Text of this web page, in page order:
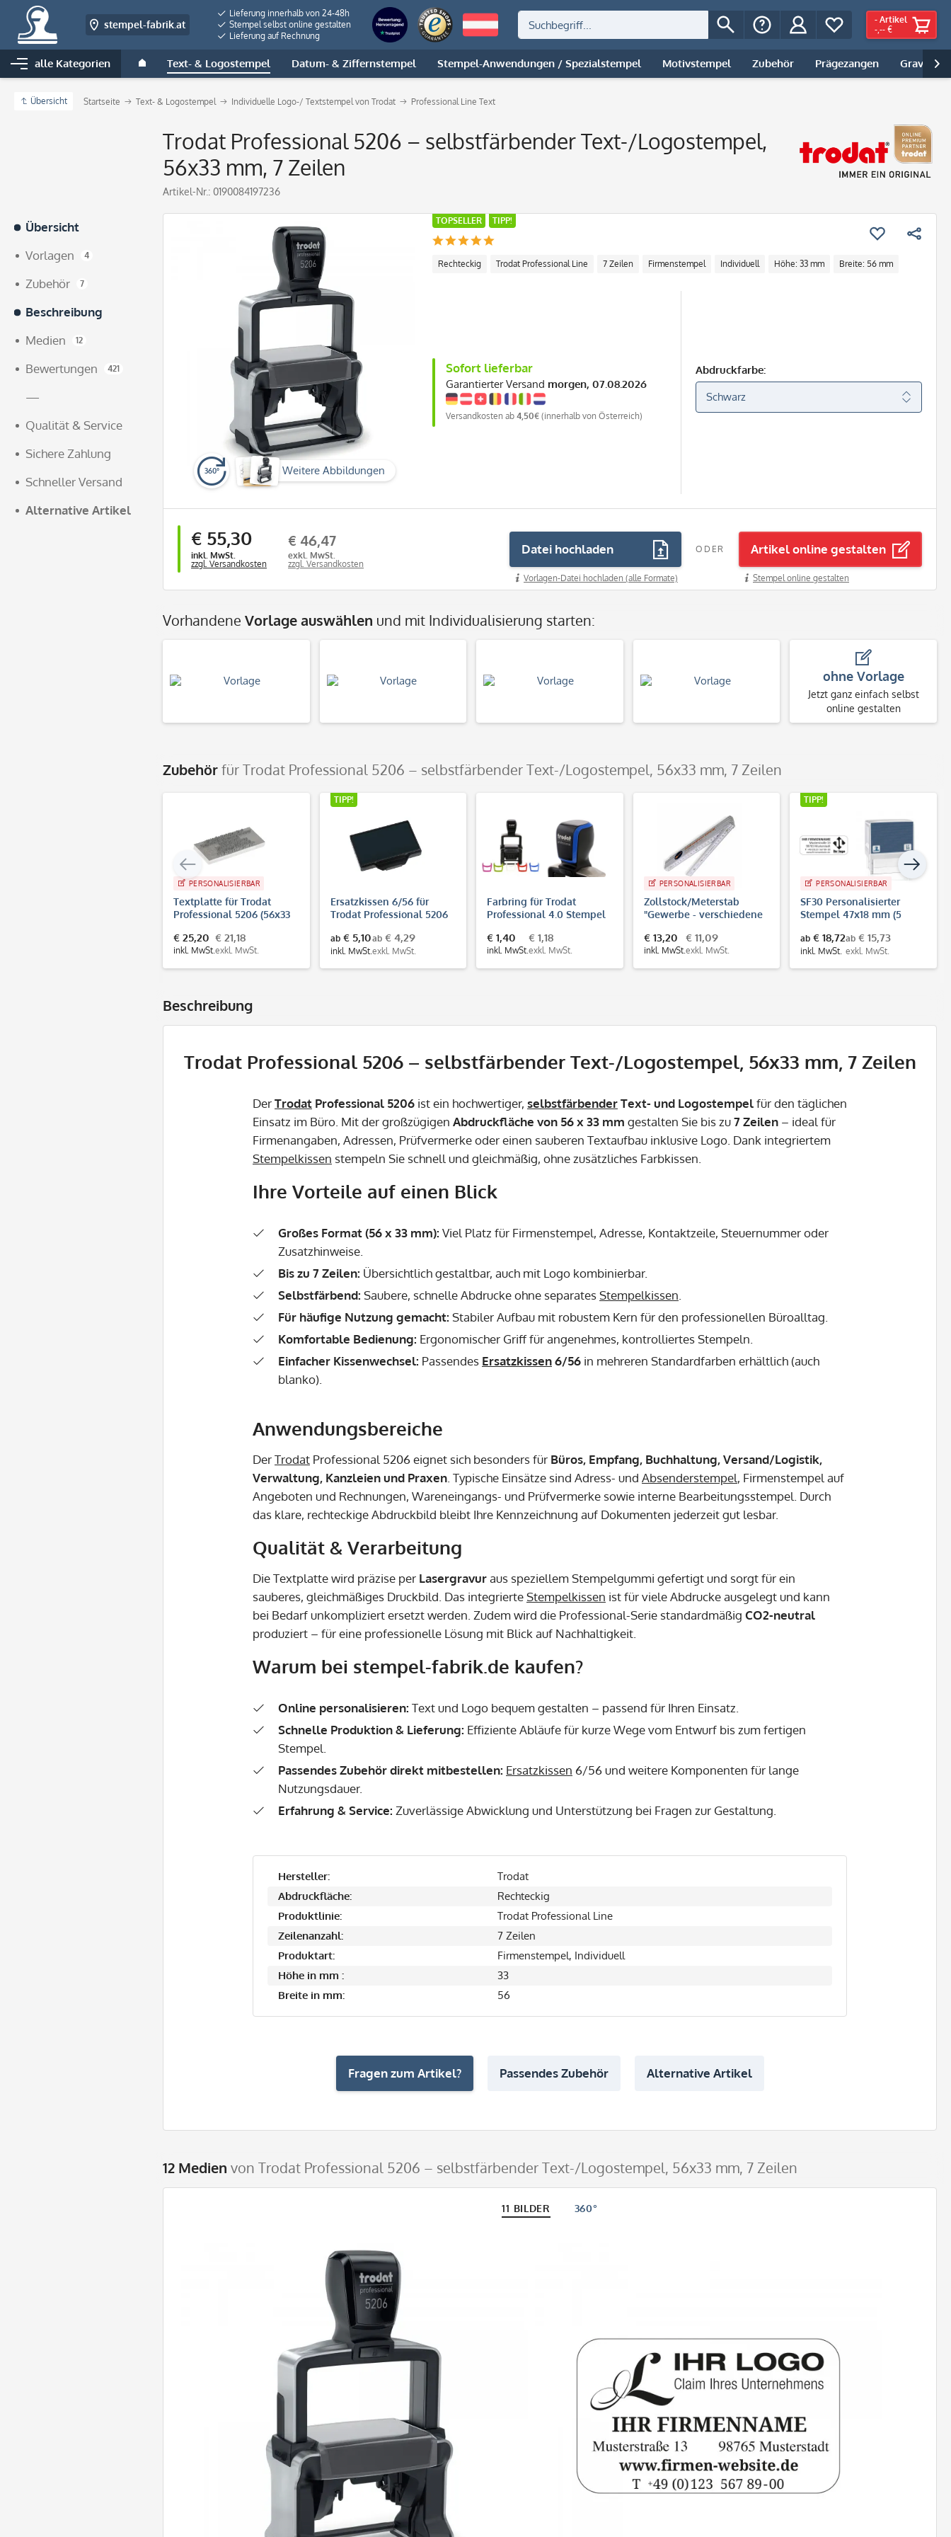
stempel-fabrik.at
Lieferung innerhalb von 24-48h
Stempel selbst online gestalten
Lieferung auf Rechnung
- Artikel
-,-- €
alle Kategorien Text- & Logostempel Datum- & Ziffernstempel Stempel-Anwendungen / Spezialstempel Motivstempel Zubehör Prägezangen Gravur |

Übersicht Startseite Text- & Logostempel Individuelle Logo-/ Textstempel von Trodat Professional Line Text
Trodat Professional 5206 – selbstfärbender Text-/Logostempel,
56x33 mm, 7 Zeilen
Artikel-Nr.: 0190084197236
Übersicht
Vorlagen
4
Zubehör 7
Beschreibung
Medien
12
Bewertungen 421
—
Qualität & Service
Sichere Zahlung
Schneller Versand
Alternative Artikel
360° Weitere Abbildungen
TOPSELLER TIPP!
Rechteckig Trodat Professional Line 7 Zeilen Firmenstempel Individuell Höhe: 33 mm Breite: 56 mm
Sofort lieferbar
Garantierter Versand morgen, 07.08.2026
Versandkosten ab 4,50€ (innerhalb von Österreich)
Abdruckfarbe:
€ 55,30
inkl. MwSt.
zzgl. Versandkosten
€ 46,47
exkl. MwSt.
zzgl. Versandkosten
Datei hochladen
Vorlagen-Datei hochladen (alle Formate)
ODER Artikel online gestalten
Stempel online gestalten
Vorhandene Vorlage auswählen und mit Individualisierung starten:
ohne Vorlage
Jetzt ganz einfach selbst
online gestalten
Zubehörfür Trodat Professional 5206 – selbstfärbender Text-/Logostempel, 56x33 mm, 7 Zeilen
PERSONALISIERBAR
Textplatte für Trodat
Professional 5206 (56x33
€ 25,20
inkl. MwSt.
€ 21,18
exkl. MwSt.
TIPP!
Ersatzkissen 6/56 für
Trodat Professional 5206
ab€ 5,10
inkl. MwSt.
ab€ 4,29
exkl. MwSt.
Farbring für Trodat
Professional 4.0 Stempel
€ 1,40
inkl. MwSt.
€ 1,18
exkl. MwSt.
PERSONALISIERBAR
Zollstock/Meterstab
"Gewerbe - verschiedene
Individualisierung
€ 13,20
inkl. MwSt.
€ 11,09
exkl. MwSt.
TIPP!
PERSONALISIERBAR
SF30 Personalisierter
Stempel 47x18 mm (5
ab € 18,72
inkl. MwSt.
ab € 15,73
exkl. MwSt.
Beschreibung
Trodat Professional 5206 – selbstfärbender Text-/Logostempel, 56x33 mm, 7 Zeilen
DerTrodat Professional 5206 ist ein hochwertiger, selbstfärbenderText- und Logostempelfür den täglichen
Einsatz im Büro. Mit der großzügigen Abdruckfläche von 56 x 33 mm gestalten Sie bis zu7 Zeilen – ideal für
Firmenangaben, Adressen, Prüfvermerke oder einen sauberen Textaufbau inklusive Logo. Dank integriertem
Stempelkissen stempeln Sie schnell und gleichmäßig, ohne zusätzliches Farbkissen.
Ihre Vorteile auf einen Blick
Großes Format (56 x 33 mm): Viel Platz für Firmenstempel, Adresse, Kontaktzeile, Steuernummer oder
Zusatzhinweise.
Bis zu 7 Zeilen: Übersichtlich gestaltbar, auch mit Logo kombinierbar.
Selbstfärbend: Saubere, schnelle Abdrucke ohne separatesStempelkissen
Für häufige Nutzung gemacht: Stabiler Aufbau mit robustem Kern für den professionellen Büroalltag.
Komfortable Bedienung: Ergonomischer Griff für angenehmes, kontrolliertes Stempeln.
Einfacher Kissenwechsel: Passendes Ersatzkissen6/56 in mehreren Standardfarben erhältlich (auch
blanko).
Anwendungsbereiche
DerTrodat Professional 5206 eignet sich besonders für Büros, Empfang, Buchhaltung, Versand/Logistik,
Verwaltung, Kanzleien und Praxen . Typische Einsätze sind Adress- und Absenderstempel, Firmenstempel auf
Angeboten und Rechnungen, Wareneingangs- und Prüfvermerke sowie interne Bearbeitungsstempel. Durch
das klare, rechteckige Abdruckbild bleibt Ihre Kennzeichnung auf Dokumenten jederzeit gut lesbar.
Qualität & Verarbeitung
Die Textplatte wird präzise per Lasergravuraus speziellem Stempelgummi gefertigt und sorgt für ein
sauberes, gleichmäßiges Druckbild. Das integrierteStempelkissen ist für viele Abdrucke ausgelegt und kann
bei Bedarf unkompliziert ersetzt werden. Zudem wird die Professional-Serie standardmäßig CO2-neutral
produziert – für eine professionelle Lösung mit Blick auf Nachhaltigkeit.
Warum bei stempel-fabrik.de kaufen?
Online personalisieren: Text und Logo bequem gestalten – passend für Ihren Einsatz.
Schnelle Produktion & Lieferung: Effiziente Abläufe für kurze Wege vom Entwurf bis zum fertigen
Stempel.
Passendes Zubehör direkt mitbestellen: Ersatzkissen 6/56 und weitere Komponenten für lange
Nutzungsdauer.
Erfahrung & Service: Zuverlässige Abwicklung und Unterstützung bei Fragen zur Gestaltung.
Hersteller:
Trodat
Abdruckfläche:
Rechteckig
Produktlinie:
Trodat Professional Line
Zeilenanzahl:
7 Zeilen
Produktart:
Firmenstempel, Individuell
Höhe in mm :
33
Breite in mm:
56
Fragen zum Artikel? Passendes Zubehör Alternative Artikel
12 Medien von Trodat Professional 5206 – selbstfärbender Text-/Logostempel, 56x33 mm, 7 Zeilen
11 BILDER 360°